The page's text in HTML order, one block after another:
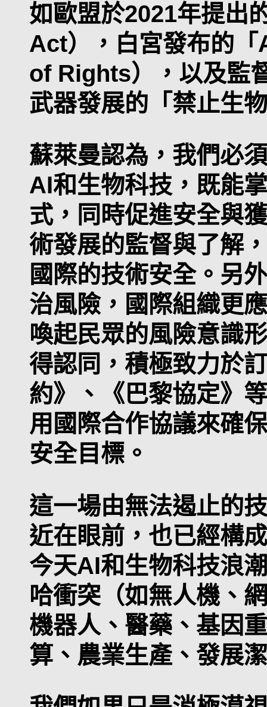
如歐盟於2021年提出
Act），白宮發布的
of Rights），以及監
武器發展的「禁止生
蘇萊曼認為，我們必
AI和生物科技，既能
式，同時促進安全與
術發展的監督與了解
國際的技術安全。另
治風險，國際組織更
喚起民眾的風險意識
得認同，積極致力於
約》、《巴黎協定》
用國際合作協議來確
安全目標。
這一場由無法遏止的
近在眼前，也已經構
今天AI和生物科技浪
哈衝突（如無人機、
機器人、醫藥、基因
算、農業生產、發展